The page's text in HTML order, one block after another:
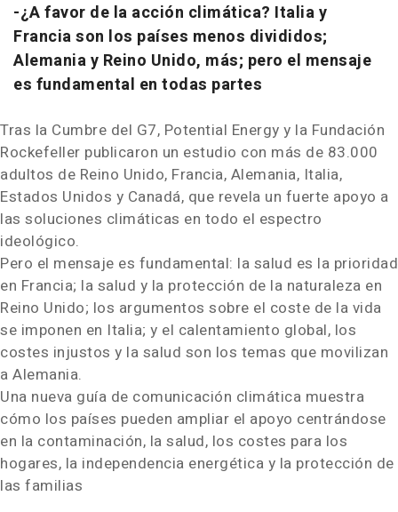
-¿A favor de la acción climática? Italia y
Francia son los países menos divididos;
Alemania y Reino Unido, más; pero el mensaje
es fundamental en todas partes
Tras la Cumbre del G7, Potential Energy y la Fundación
Rockefeller publicaron un estudio con más de 83.000
adultos de Reino Unido, Francia, Alemania, Italia,
Estados Unidos y Canadá, que revela un fuerte apoyo a
las soluciones climáticas en todo el espectro
ideológico.
Pero el mensaje es fundamental: la salud es la prioridad
en Francia; la salud y la protección de la naturaleza en
Reino Unido; los argumentos sobre el coste de la vida
se imponen en Italia; y el calentamiento global, los
costes injustos y la salud son los temas que movilizan
a Alemania.
Una nueva guía de comunicación climática muestra
cómo los países pueden ampliar el apoyo centrándose
en la contaminación, la salud, los costes para los
hogares, la independencia energética y la protección de
las familias